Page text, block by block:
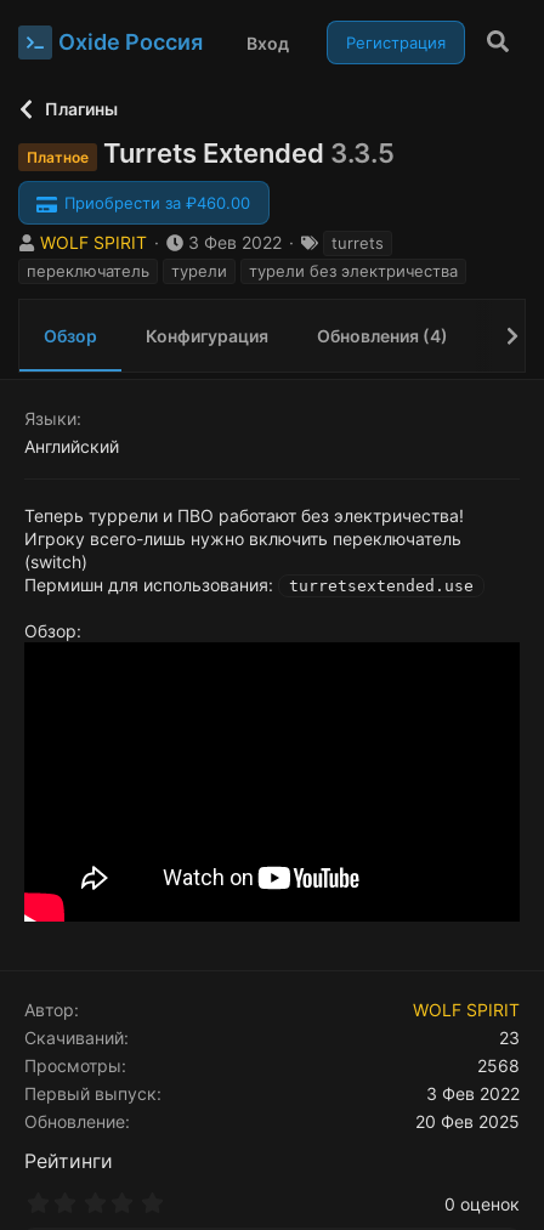
Oxide Россия Вход Регистрация
Плагины
Платное Turrets Extended 3.3.5
Приобрести за ₽460.00
А
в
р
WOLF SPIRIT
Д
а
с
3 Фев 2022
Т
е
turrets
переключатель
турели турели без электричества
Обзор Конфигурация Обновления (4)
Языки
Английский
Теперь туррели и ПВО работают без электричества!
Игроку всего-лишь нужно включить переключатель
(switch)
Пермишн для использования:
turretsextended.use
Обзор:
Автор
WOLF SPIRIT
Скачиваний
23
Просмотры
2568
Первый выпуск
3 Фев 2022
Обновление
20 Фев 2025
Рейтинги
0 оценок